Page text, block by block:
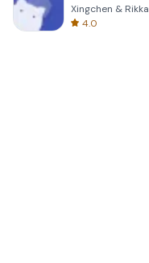
Xingchen & Rikka
4.0